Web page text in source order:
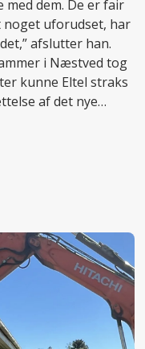
med dem. De er fair
noget uforudset, har
afslutter han.
i Næstved tog
kunne Eltel straks
af det nye